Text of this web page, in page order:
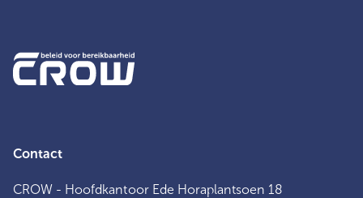
Contact
CROW - Hoofdkantoor Ede Horaplantsoen 18